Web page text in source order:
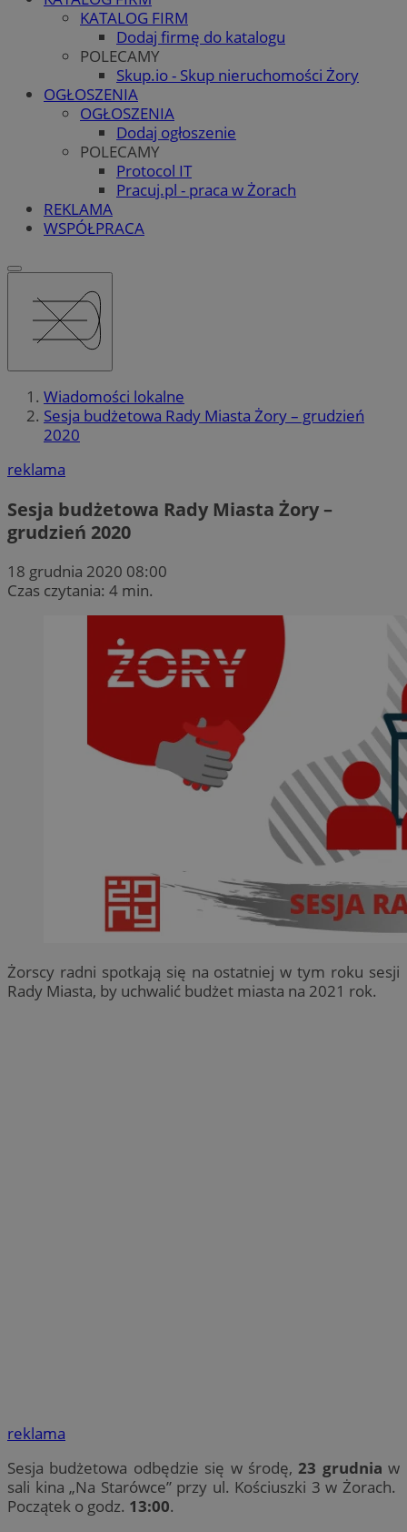
KATALOG FIRM
Dodaj firmę do katalogu
POLECAMY
Skup.io - Skup nieruchomości Żory
OGŁOSZENIA
OGŁOSZENIA
Dodaj ogłoszenie
POLECAMY
Protocol IT
Pracuj.pl - praca w Żorach
REKLAMA
WSPÓŁPRACA
Wiadomości lokalne
Sesja budżetowa Rady Miasta Żory – grudzień
2020
reklama
Sesja budżetowa Rady Miasta Żory –
grudzień 2020
18 grudnia 2020 08:00
Czas czytania: 4 min.
Żorscy radni spotkają się na ostatniej w tym roku sesji
Rady Miasta, by uchwalić budżet miasta na 2021 rok.
reklama
Sesja budżetowa odbędzie się w środę,23 grudnia w
sali kina „Na Starówce” przy ul. Kościuszki 3 w Żorach.
Początek o godz. 13:00.